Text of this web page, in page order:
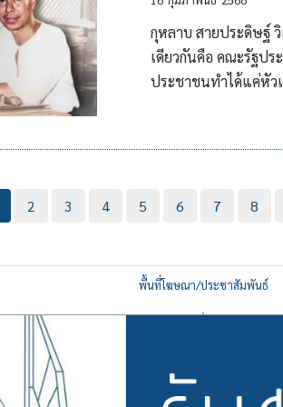
กุหลาบ สายประดิษฐ์
เดียวกันคือ คณะรัฐป
ประชาชนทำได้แค่หัว
Page
2 Page
3 Page
4 Page
5 Page
6 Page
7 Page
8
พื้นที่โฆษณา/ประชาสัมพันธ์